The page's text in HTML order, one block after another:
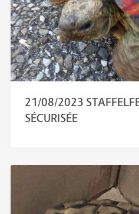
21/08/2023
SÉCURISÉE